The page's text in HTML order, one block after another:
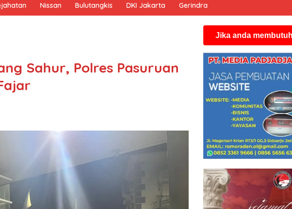
Nissan Bulutangkis DKI Jakarta Gerindra
Sahur, Polres Pasuruan
Jika anda membutuhkan space